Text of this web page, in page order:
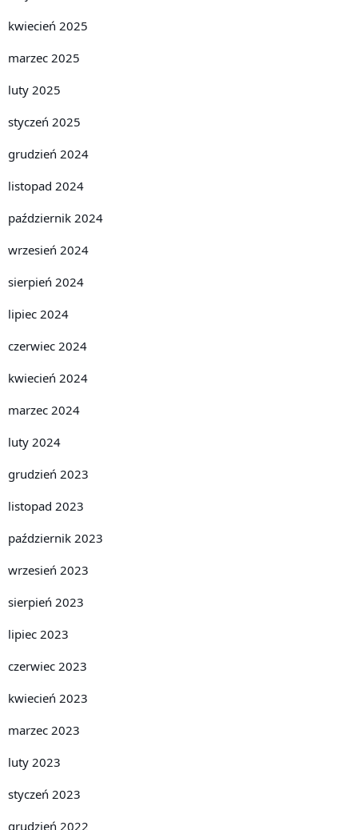
kwiecień 2025
marzec 2025
luty 2025
styczeń 2025
grudzień 2024
listopad 2024
październik 2024
wrzesień 2024
sierpień 2024
lipiec 2024
czerwiec 2024
kwiecień 2024
marzec 2024
luty 2024
grudzień 2023
listopad 2023
październik 2023
wrzesień 2023
sierpień 2023
lipiec 2023
czerwiec 2023
kwiecień 2023
marzec 2023
luty 2023
styczeń 2023
grudzień 2022